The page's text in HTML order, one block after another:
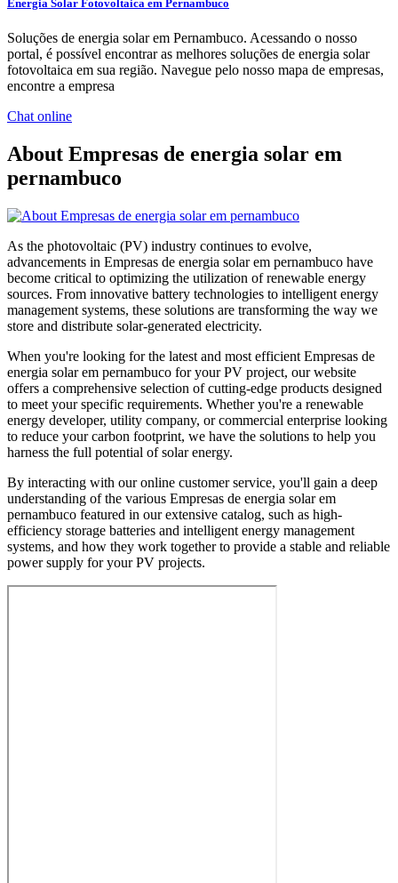
Energia Solar Fotovoltaica em Pernambuco
Soluções de energia solar em Pernambuco. Acessando o nosso
portal, é possível encontrar as melhores soluções de energia solar
fotovoltaica em sua região. Navegue pelo nosso mapa de empresas,
encontre a empresa
Chat online
About Empresas de energia solar em
pernambuco
As the photovoltaic (PV) industry continues to evolve,
advancements in Empresas de energia solar em pernambuco have
become critical to optimizing the utilization of renewable energy
sources. From innovative battery technologies to intelligent energy
management systems, these solutions are transforming the way we
store and distribute solar-generated electricity.
When you're looking for the latest and most efficient Empresas de
energia solar em pernambuco for your PV project, our website
offers a comprehensive selection of cutting-edge products designed
to meet your specific requirements. Whether you're a renewable
energy developer, utility company, or commercial enterprise looking
to reduce your carbon footprint, we have the solutions to help you
harness the full potential of solar energy.
By interacting with our online customer service, you'll gain a deep
understanding of the various Empresas de energia solar em
pernambuco featured in our extensive catalog, such as high-
efficiency storage batteries and intelligent energy management
systems, and how they work together to provide a stable and reliable
power supply for your PV projects.